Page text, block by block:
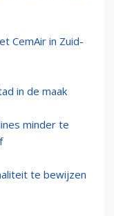
CemAir in Zuid-
in de maak
minder te
te bewijzen